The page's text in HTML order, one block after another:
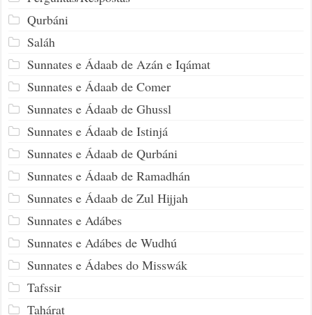
Qurbáni
Saláh
Sunnates e Ádaab de Azán e Iqámat
Sunnates e Ádaab de Comer
Sunnates e Ádaab de Ghussl
Sunnates e Ádaab de Istinjá
Sunnates e Ádaab de Qurbáni
Sunnates e Ádaab de Ramadhán
Sunnates e Ádaab de Zul Hijjah
Sunnates e Adábes
Sunnates e Adábes de Wudhú
Sunnates e Ádabes do Misswák
Tafssir
Tahárat